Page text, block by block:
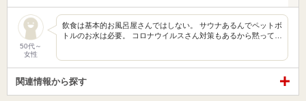
50代～
女性
飲食は基本的お風呂屋さんではしない。 サウナあるんでペットボ
トルのお水は必要。 コロナウイルスさん対策もあるから黙って…
関連情報から探す